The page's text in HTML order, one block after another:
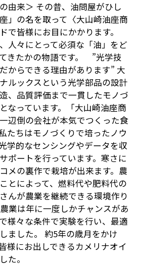
由来＞ その昔、油問屋がひし
」の名を取って〈大山崎油座商
で皆様にお目にかかります。
人々にとって必須な「油」をど
きたかの物語です。 ”光学技
からできる理由があります” 大
ルックスという光学部品の設計
、品質評価まで一貫したモノづ
なっています。「大山崎油座商
辺倒の会社が本気でつくった食
たちはモノづくりで培ったノウ
学的なセンシングやデータを収
ポートを行っています。寒さに
メの裏作で栽培が出来ます。農
とによって、燃料代や肥料代の
んが農業を継続できる環境作り
業は年に一度しかチャンスがあ
様々な条件で実験を行い、最適
ました。 約5年の歳月をかけ
様にお出しできるカメリナオイ
た。